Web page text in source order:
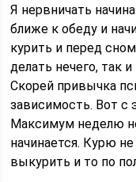
Я нервничать
ближе к обеду и
курить и перед
делать нечего, так
Скорей привычка
зависимость. Вот с
Максимум неделю
начинается. Курю
выкурить и то по